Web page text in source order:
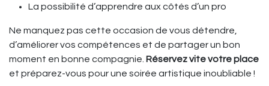
La possibilité d’apprendre aux côtés d’un pro
Ne manquez pas cette occasion de vous détendre,
d’améliorer vos compétences et de partager un bon
moment en bonne compagnie. Réservez vite votre place
et préparez-vous pour une soirée artistique inoubliable !